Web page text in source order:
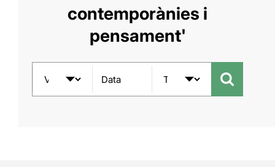
contemporànies i
pensament'
Data